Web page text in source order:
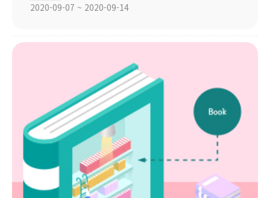
2020-09-07 ~ 2020-09-14